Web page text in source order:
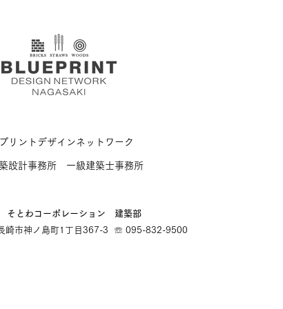
リントデザインネットワーク
設計事務所 一級建築士事務所
そとわコーポレーション 建築部
崎市神ノ島町1丁目367-3 ☏ 095-832-9500